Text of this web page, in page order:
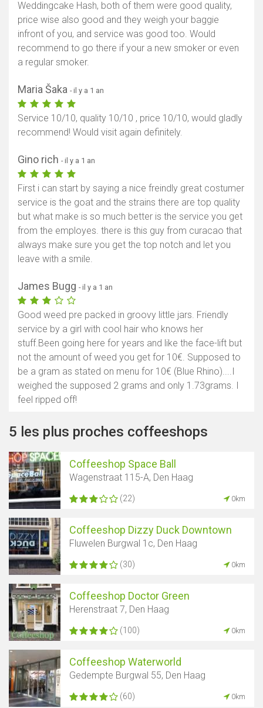
Afficher la carte
Weddingcake Hash, both of them were good quality,
price wise also good and they weigh your baggie
infront of you, and service was good too. Would
recommend to go there if your a new smoker or even
a regular smoker.
Maria Šaka - il y a 1 an
Service 10/10, quality 10/10 , price 10/10, would gladly
recommend! Would visit again definitely.
Gino rich - il y a 1 an
First i can start by saying a nice freindly great costumer
service is the goat and the strains there are top quality
but what make is so much better is the service you get
from the employes. there is this guy from curacao that
always make sure you get the top notch and let you
leave with a smile.
James Bugg - il y a 1 an
Good weed pre packed in groovy little jars. Friendly
service by a girl with cool hair who knows her
stuff.Been going here for years and like the face-lift but
not the amount of weed you get for 10€. Supposed to
be a gram as stated on menu for 10€ (Blue Rhino)....I
weighed the supposed 2 grams and only 1.73grams. I
feel ripped off!
5 les plus proches coffeeshops
Coffeeshop Space Ball
Wagenstraat 115-A, Den Haag
(22) 0km
Coffeeshop Dizzy Duck Downtown
Fluwelen Burgwal 1c, Den Haag
(30) 0km
Coffeeshop Doctor Green
Herenstraat 7, Den Haag
(100) 0km
Coffeeshop Waterworld
Gedempte Burgwal 55, Den Haag
(60) 0km